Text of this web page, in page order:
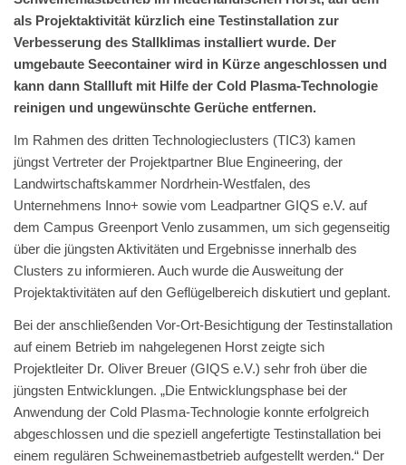
als Projektaktivität kürzlich eine Testinstallation zur
Verbesserung des Stallklimas installiert wurde. Der
umgebaute Seecontainer wird in Kürze angeschlossen und
kann dann Stallluft mit Hilfe der Cold Plasma-Technologie
reinigen und ungewünschte Gerüche entfernen.
Im Rahmen des dritten Technologieclusters (TIC3) kamen
jüngst Vertreter der Projektpartner Blue Engineering, der
Landwirtschaftskammer Nordrhein-Westfalen, des
Unternehmens Inno+ sowie vom Leadpartner GIQS e.V. auf
dem Campus Greenport Venlo zusammen, um sich gegenseitig
über die jüngsten Aktivitäten und Ergebnisse innerhalb des
Clusters zu informieren. Auch wurde die Ausweitung der
Projektaktivitäten auf den Geflügelbereich diskutiert und geplant.
Bei der anschließenden Vor-Ort-Besichtigung der Testinstallation
auf einem Betrieb im nahgelegenen Horst zeigte sich
Projektleiter Dr. Oliver Breuer (GIQS e.V.) sehr froh über die
jüngsten Entwicklungen. „Die Entwicklungsphase bei der
Anwendung der Cold Plasma-Technologie konnte erfolgreich
abgeschlossen und die speziell angefertigte Testinstallation bei
einem regulären Schweinemastbetrieb aufgestellt werden.“ Der